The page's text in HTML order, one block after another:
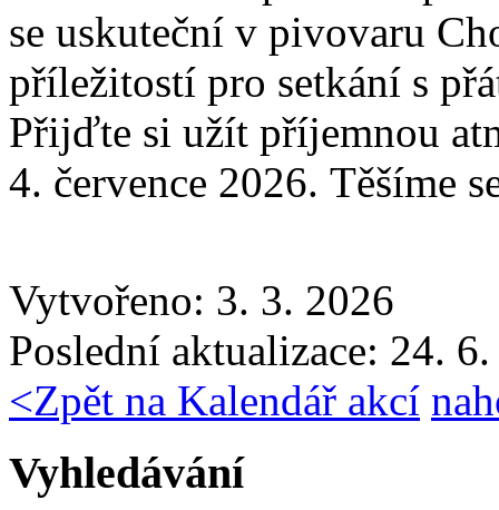
se uskuteční v pivovaru
příležitostí pro setkání s
Přijďte si užít příjemnou
4. července 2026. Těšíme
Vytvořeno: 3. 3. 2026
Poslední aktualizace: 24.
<Zpět na Kalendář akcí
Vyhledávání